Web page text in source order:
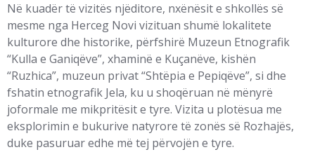
Në kuadër të vizitës njëditore, nxënësit e shkollës së
mesme nga Herceg Novi vizituan shumë lokalitete
kulturore dhe historike, përfshirë Muzeun Etnografik
“Kulla e Ganiqëve”, xhaminë e Kuçanëve, kishën
“Ruzhica”, muzeun privat “Shtëpia e Pepiqëve”, si dhe
fshatin etnografik Jela, ku u shoqëruan në mënyrë
joformale me mikpritësit e tyre. Vizita u plotësua me
eksplorimin e bukurive natyrore të zonës së Rozhajës,
duke pasuruar edhe më tej përvojën e tyre.